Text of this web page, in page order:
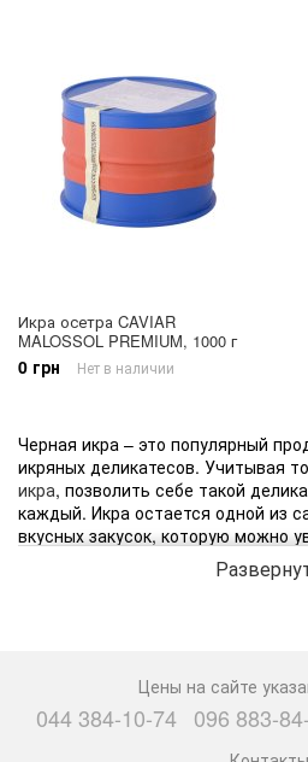
Икра осетра CAVIAR
MALOSSOL PREMIUM, 1000 г
0 грн Нет в наличии
Черная икра – это популярный
икряных деликатесов. Учитывая
икра, позволить себе такой
каждый. Икра остается одной из
вкусных закусок, которую можно
Улучшает работу мозга;
Обеспечивает организм
аминокислотами, жирными
Цены на сайте
044 384-10-74 096 883-